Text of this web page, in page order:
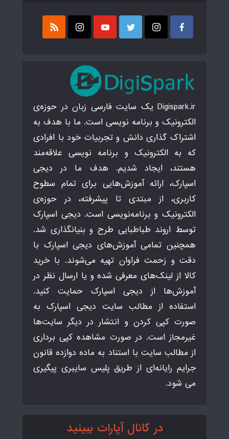
Digispark.ir یک سایت فارسی زبان در حوزه‌ی
الکترونیک و برنامه نویسی است. ما با هدف به
اشتراک گذاری دانش و تجربیات خود با افرادی
که به الکترونیک و برنامه نویسی علاقه‌مند
هستند، ایجاد شدیم. هدف ما در دیجی
اسپارک، ارائه آموزش‌هایی برای تمام سطوح
کاربری، از مبتدی تا پیشرفته، در حوزه‌ی
الکترونیک و برنامه‌نویسی است. دیجی اسپارک
توسط اروند طباطبایی طرح و بنیانگذاری شد.
همچنین تمامی آموزش‌های دیجی اسپارک با
دقت و زحمت فراوان تهیه می‌شوند. با خرید
کالا از لینک‌های معرفی شده و یا ارسال نظر در
آموزش‌ها از دیجی اسپارک حمایت کنید.
استفاده از مطالب سایت دیجی اسپارک به
صورت کپی کردن و انتشار در دیگر سایت‌ها
غیرمجاز است. در صورت مشاهده کپی برداری
از مطالب سایت با استناد به ماده دوازده قانون
جرایم رایانه‌ای از طریق پلیس سایبری پیگیری
می شود.
در کانال آپارات ببینید